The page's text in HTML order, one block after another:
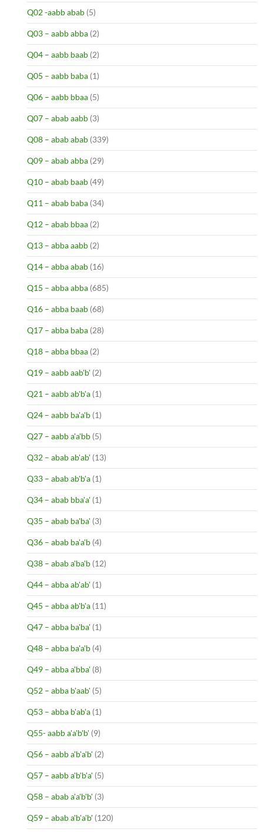
Q02 -aabb abab (5)
Q03 – aabb abba (2)
Q04 – aabb baab (2)
Q05 – aabb baba (1)
Q06 – aabb bbaa (5)
Q07 – abab aabb (3)
Q08 – abab abab (339)
Q09 – abab abba (29)
Q10 – abab baab (49)
Q11 – abab baba (34)
Q12 – abab bbaa (2)
Q13 – abba aabb (2)
Q14 – abba abab (16)
Q15 – abba abba (685)
Q16 – abba baab (68)
Q17 – abba baba (28)
Q18 – abba bbaa (2)
Q19 – aabb aab'b' (2)
Q21 – aabb ab'b'a (1)
Q24 – aabb ba'a'b (1)
Q27 – aabb a'a'bb (5)
Q32 – abab ab'ab' (13)
Q33 – abab ab'b'a (1)
Q34 – abab bba'a' (1)
Q35 – abab ba'ba' (3)
Q36 – abab ba'a'b (4)
Q38 – abab a'ba'b (12)
Q44 – abba ab'ab' (1)
Q45 – abba ab'b'a (11)
Q47 – abba ba'ba' (1)
Q48 – abba ba'a'b (4)
Q49 – abba a'bba' (8)
Q52 – abba b'aab' (5)
Q53 – abba b'ab'a (1)
Q55- aabb a'a'b'b' (9)
Q56 – aabb a'b'a'b' (2)
Q57 – aabb a'b'b'a' (5)
Q58 – abab a'a'b'b' (3)
Q59 – abab a'b'a'b' (120)